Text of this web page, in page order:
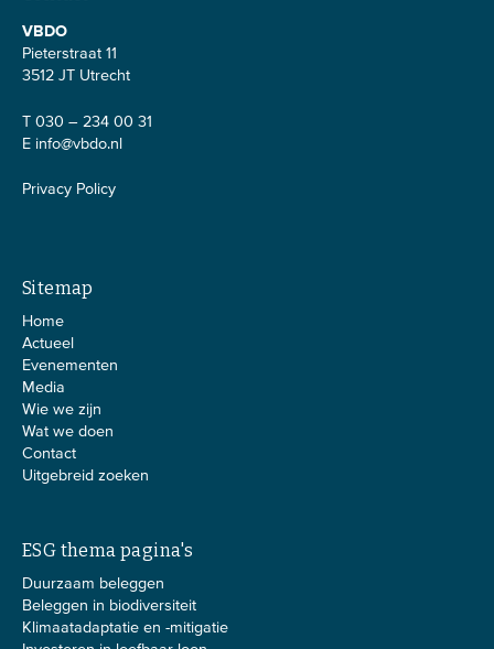
VBDO
Pieterstraat 11
3512 JT Utrecht
T 030 – 234 00 31
E info@vbdo.nl
Privacy Policy
Sitemap
Home
Actueel
Evenementen
Media
Wie we zijn
Wat we doen
Contact
Uitgebreid zoeken
ESG thema pagina's
Duurzaam beleggen
Beleggen in biodiversiteit
Klimaatadaptatie en -mitigatie